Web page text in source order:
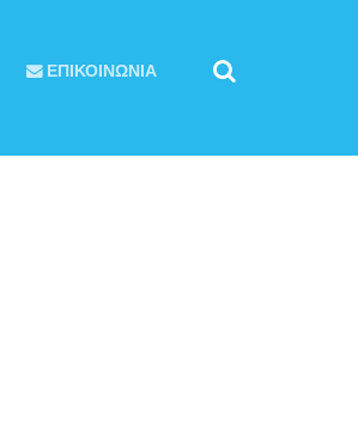
ΕΠΙΚΟΙΝΩΝΙΑ